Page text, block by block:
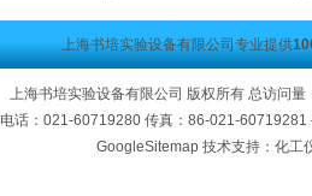
上海书培实验设备有限公司专业提供
上海书培实验设备有限公司 版权所有 总访问量
电话：021-60719280 传真：86-021-
GoogleSitemap技术支持：化工